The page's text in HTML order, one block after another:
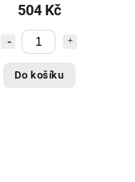
504 Kč
Do košíku